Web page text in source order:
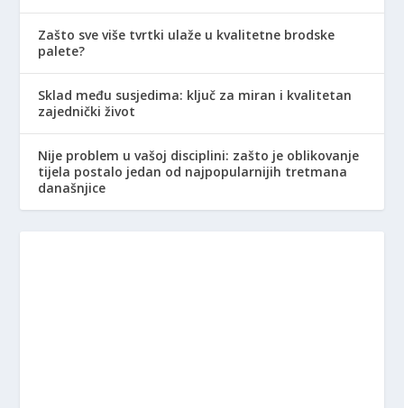
Zašto sve više tvrtki ulaže u kvalitetne brodske
palete?
Sklad među susjedima: ključ za miran i kvalitetan
zajednički život
Nije problem u vašoj disciplini: zašto je oblikovanje
tijela postalo jedan od najpopularnijih tretmana
današnjice